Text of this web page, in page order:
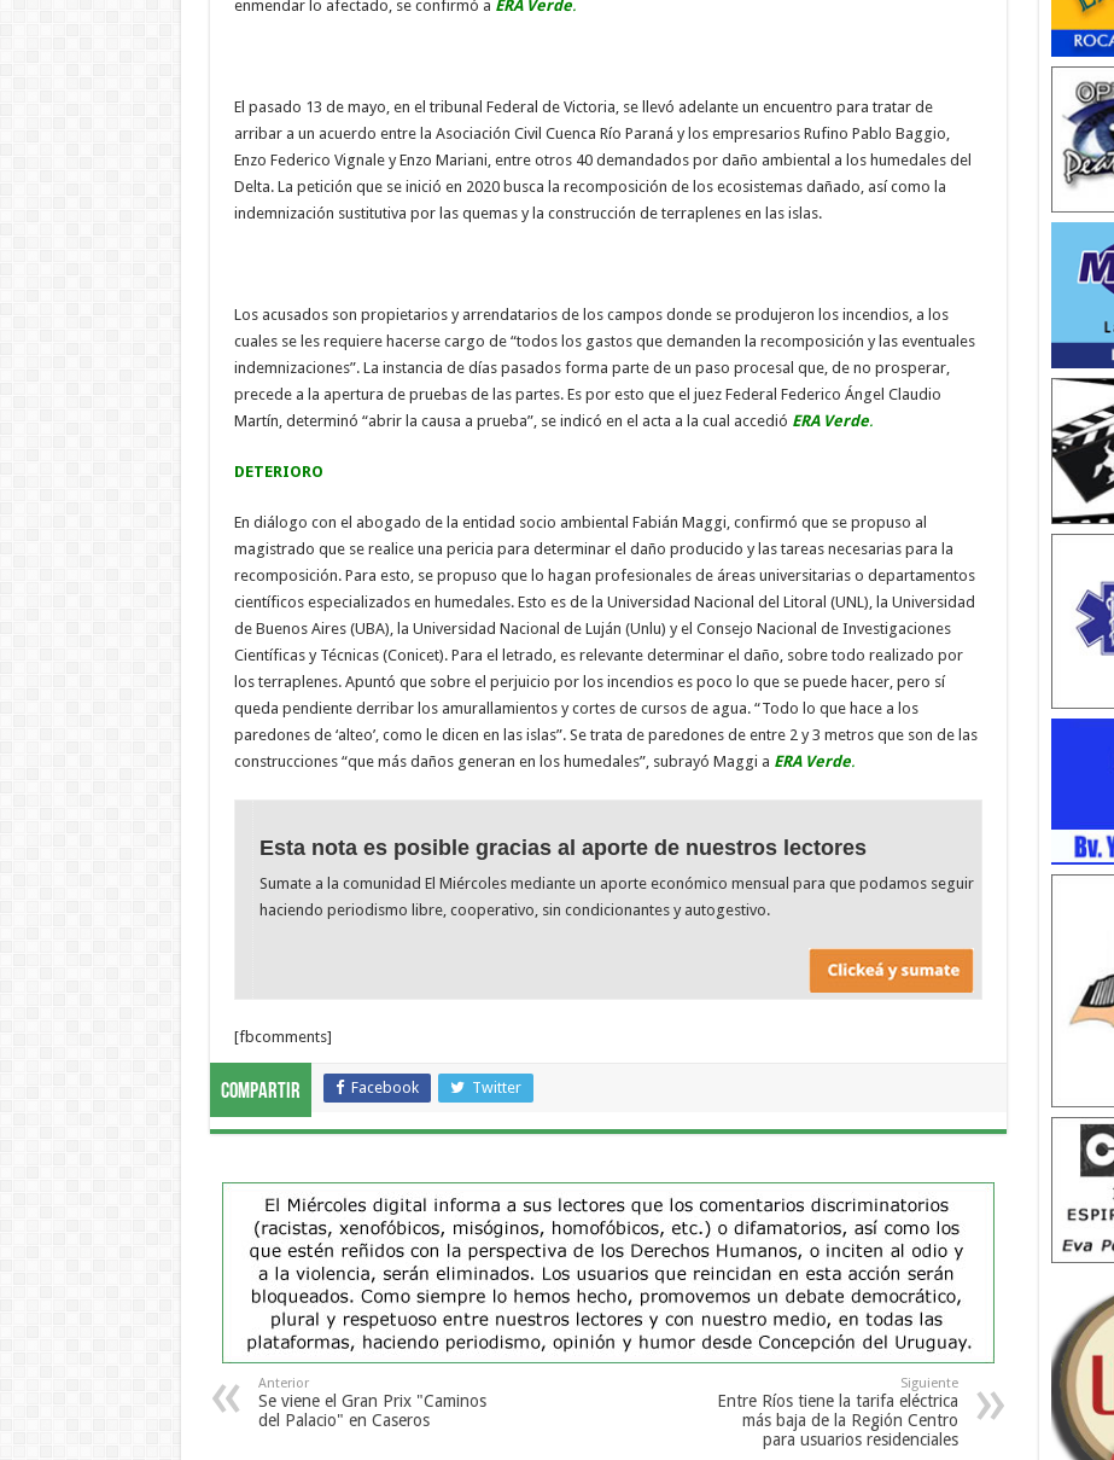
enmendar lo afectado, se confirmó a ERA Verde.
El pasado 13 de mayo, en el tribunal Federal de Victoria, se llevó adelante un encuentro para tratar de
arribar a un acuerdo entre la Asociación Civil Cuenca Río Paraná y los empresarios Rufino Pablo Baggio,
Enzo Federico Vignale y Enzo Mariani, entre otros 40 demandados por daño ambiental a los humedales del
Delta. La petición que se inició en 2020 busca la recomposición de los ecosistemas dañado, así como la
indemnización sustitutiva por las quemas y la construcción de terraplenes en las islas.
Los acusados son propietarios y arrendatarios de los campos donde se produjeron los incendios, a los
cuales se les requiere hacerse cargo de “todos los gastos que demanden la recomposición y las eventuales
indemnizaciones”. La instancia de días pasados forma parte de un paso procesal que, de no prosperar,
precede a la apertura de pruebas de las partes. Es por esto que el juez Federal Federico Ángel Claudio
Martín, determinó “abrir la causa a prueba”, se indicó en el acta a la cual accedió ERA Verde.
DETERIORO
En diálogo con el abogado de la entidad socio ambiental Fabián Maggi, confirmó que se propuso al
magistrado que se realice una pericia para determinar el daño producido y las tareas necesarias para la
recomposición. Para esto, se propuso que lo hagan profesionales de áreas universitarias o departamentos
científicos especializados en humedales. Esto es de la Universidad Nacional del Litoral (UNL), la Universidad
de Buenos Aires (UBA), la Universidad Nacional de Luján (Unlu) y el Consejo Nacional de Investigaciones
Científicas y Técnicas (Conicet). Para el letrado, es relevante determinar el daño, sobre todo realizado por
los terraplenes. Apuntó que sobre el perjuicio por los incendios es poco lo que se puede hacer, pero sí
queda pendiente derribar los amurallamientos y cortes de cursos de agua. “Todo lo que hace a los
paredones de ‘alteo’, como le dicen en las islas”. Se trata de paredones de entre 2 y 3 metros que son de las
construcciones “que más daños generan en los humedales”, subrayó Maggi a ERA Verde.
Esta nota es posible gracias al aporte de nuestros lectores
Sumate a la comunidad El Miércoles mediante un aporte económico mensual para que podamos seguir
haciendo periodismo libre, cooperativo, sin condicionantes y autogestivo.
[fbcomments]
Compartir Facebook Twitter
Anterior
Se viene el Gran Prix "Caminos
del Palacio" en Caseros
Siguiente
Entre Ríos tiene la tarifa eléctrica
más baja de la Región Centro
para usuarios residenciales